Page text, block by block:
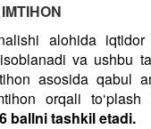
alohida
va ushbu
asosida qabul
orqali to‘plash
ballni tashkil etadi.